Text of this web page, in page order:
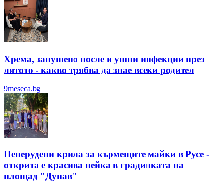
Хрема, запушено носле и ушни инфекции през
лятотo - какво трябва да знае всеки родител
9meseca.bg
Пеперудени крила за кърмещите майки в Русе -
открита е красива пейка в градинката на
площад "Дунав"